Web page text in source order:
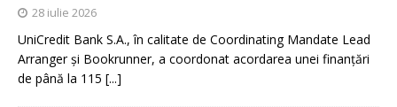
28 iulie 2026
UniCredit Bank S.A., în calitate de Coordinating Mandate Lead
Arranger și Bookrunner, a coordonat acordarea unei finanțări
de până la 115 [...]